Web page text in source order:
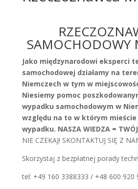
SAMOCHODOWY
Jako międzynarodowi eksperci
samochodowej działamy na
Niemczech w tym w
Niesiemy pomoc
wypadku samochodowym w
względu na to w którym mieście
wypadku. NASZA WIEDZA = TWÓJ
NIE CZEKAJ! SKONTAKTUJ SIĘ Z
Skorzystaj z bezpłatnej porady
tel: +49 160 3388333 / +48 600 920